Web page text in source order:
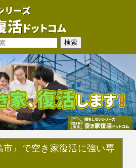
市』で空き家復活に強い専